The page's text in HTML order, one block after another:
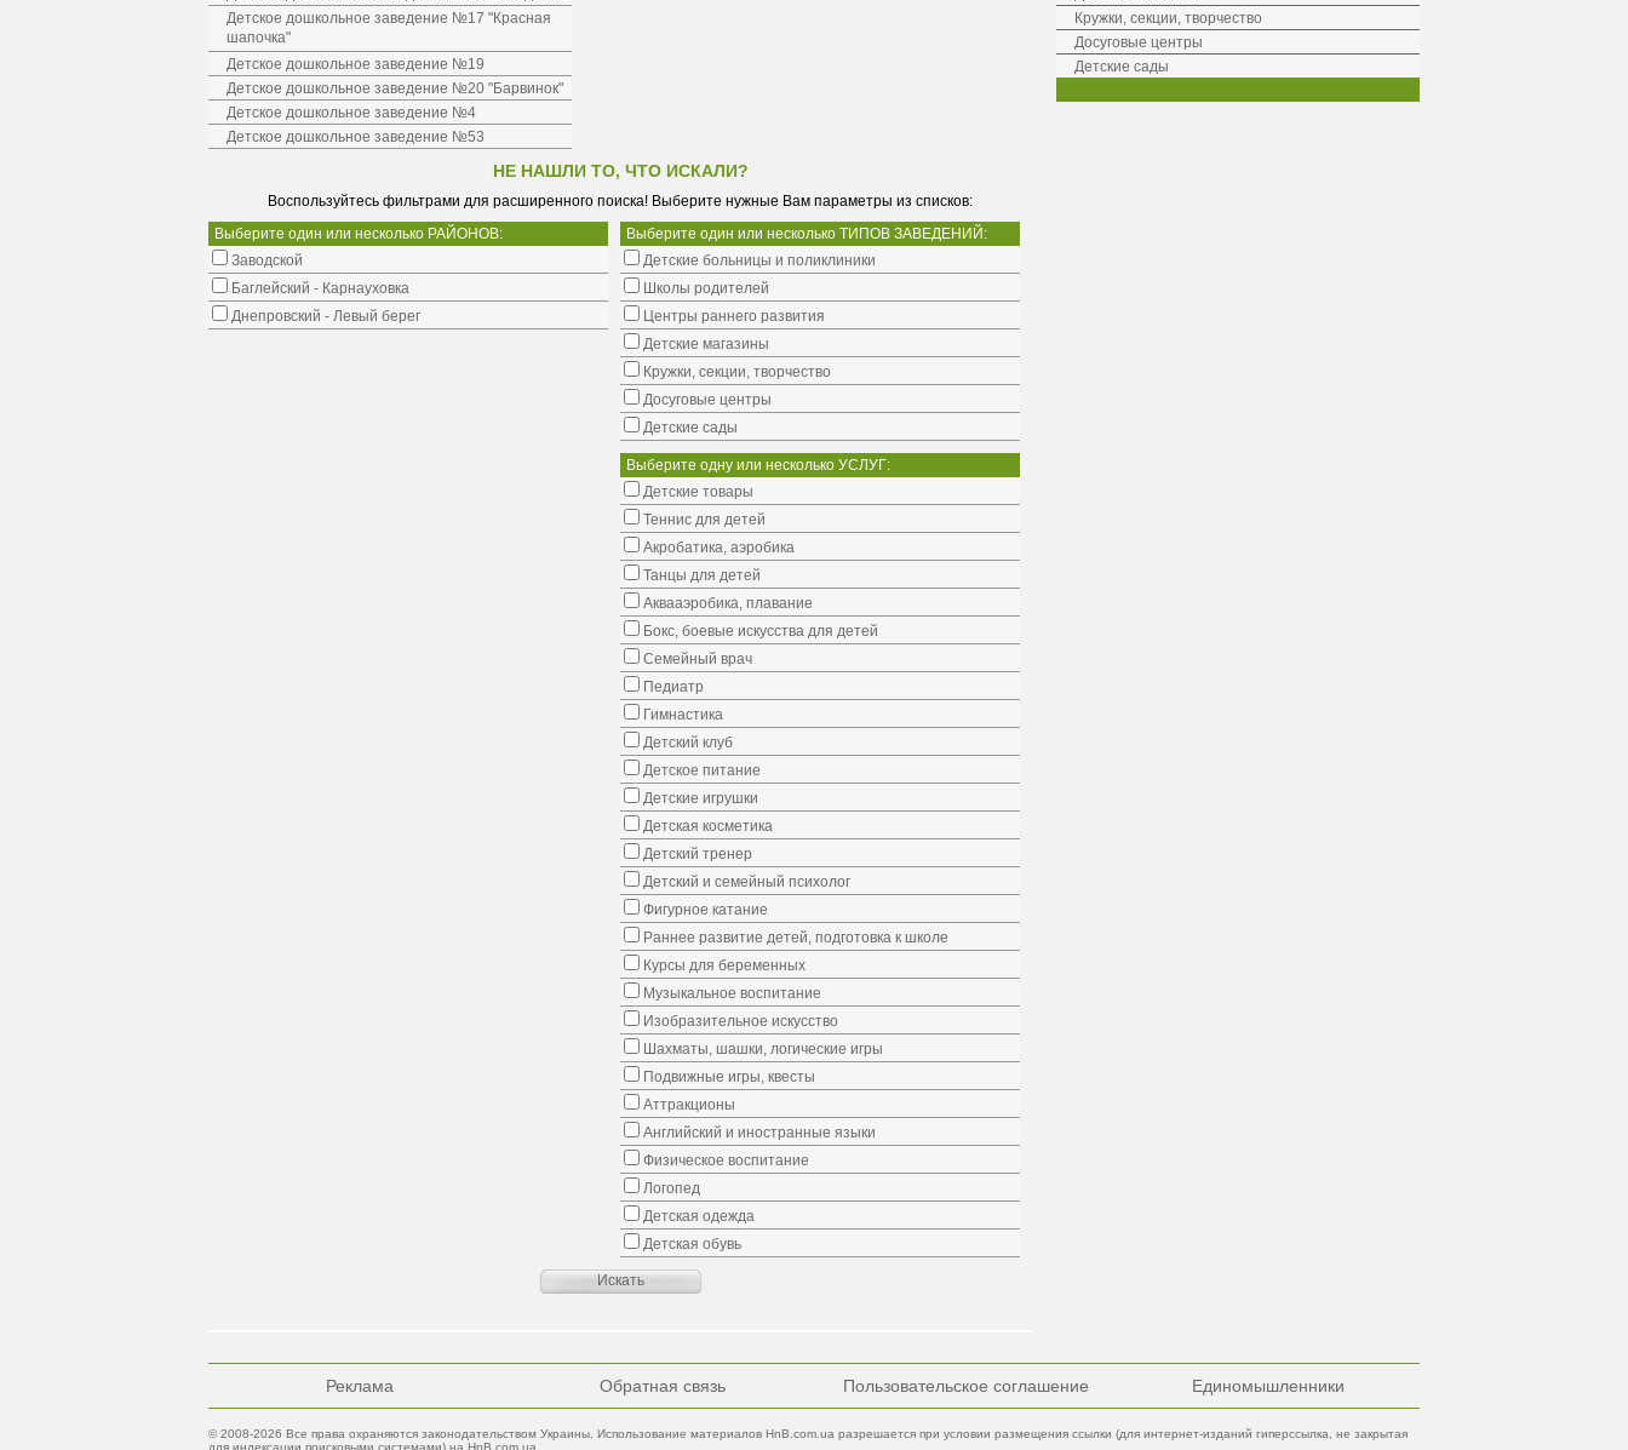
Детское дошкольное заведение №17 "Красная
шапочка"
Детское дошкольное заведение №19
Детское дошкольное заведение №20 "Барвинок"
Детское дошкольное заведение №4
Детское дошкольное заведение №53
НЕ НАШЛИ ТО, ЧТО ИСКАЛИ?
Воспользуйтесь фильтрами для расширенного поиска! Выберите нужные Вам параметры из списков:
Выберите один или несколько РАЙОНОВ:
Заводской
Баглейский - Карнауховка
Днепровский - Левый берег
Выберите один или несколько ТИПОВ ЗАВЕДЕНИЙ:
Детские больницы и поликлиники
Школы родителей
Центры раннего развития
Детские магазины
Кружки, секции, творчество
Досуговые центры
Детские сады
Выберите одну или несколько УСЛУГ:
Детские товары
Теннис для детей
Акробатика, аэробика
Танцы для детей
Аквааэробика, плавание
Бокс, боевые искусства для детей
Семейный врач
Педиатр
Гимнастика
Детский клуб
Детское питание
Детские игрушки
Детская косметика
Детский тренер
Детский и семейный психолог
Фигурное катание
Раннее развитие детей, подготовка к школе
Курсы для беременных
Музыкальное воспитание
Изобразительное искусство
Шахматы, шашки, логические игры
Подвижные игры, квесты
Аттракционы
Английский и иностранные языки
Физическое воспитание
Логопед
Детская одежда
Детская обувь
Кружки, секции, творчество
Досуговые центры
Детские сады
Реклама Обратная связь Пользовательское соглашение Единомышленники
© 2008-2026 Все права охраняются законодательством Украины. Использование материалов HnB.com.ua разрешается при условии размещения ссылки (для интернет-изданий гиперссылка, не закрытая
для индексации поисковыми системами) на HnB.com.ua.